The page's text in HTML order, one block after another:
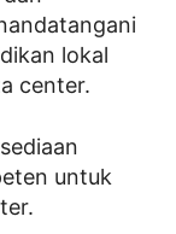
lokal
center.
untuk